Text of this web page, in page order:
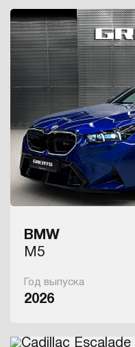
BMW
M5
Год выпуска
2026